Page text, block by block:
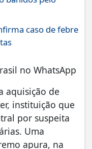
caso de febre
no WhatsApp
aquisição de
instituição que
por suspeita
Uma
apura, na